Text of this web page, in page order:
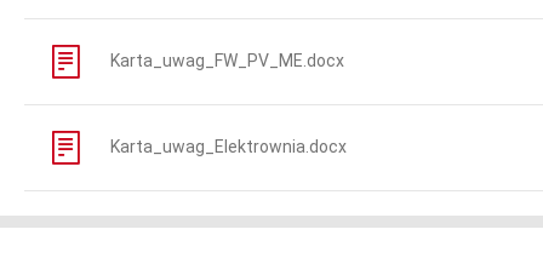
Karta_uwag_FW_PV_ME.docx
Karta_uwag_Elektrownia.docx